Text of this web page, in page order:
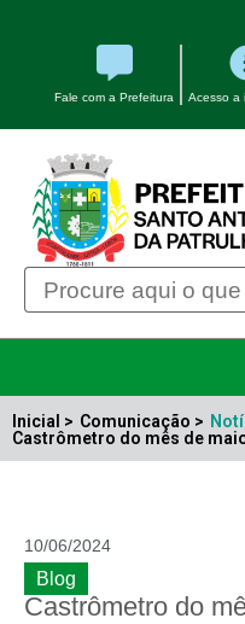
Fale com a Prefeitura Acesso a
Inicial > Comunicação >
Castrômetro do mês de
10/06/2024
Blog
Castrômetro do